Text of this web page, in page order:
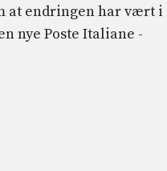
at endringen har vært i
nye Poste Italiane -